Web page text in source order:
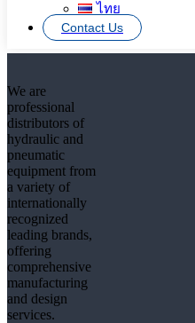
ไทย
Contact Us
Brand Hydrome (Taiwan)
We are
professional
distributors of
hydraulic and
pneumatic
equipment from
a variety of
internationally
recognized
leading brands,
offering
comprehensive
manufacturing
and design
services.